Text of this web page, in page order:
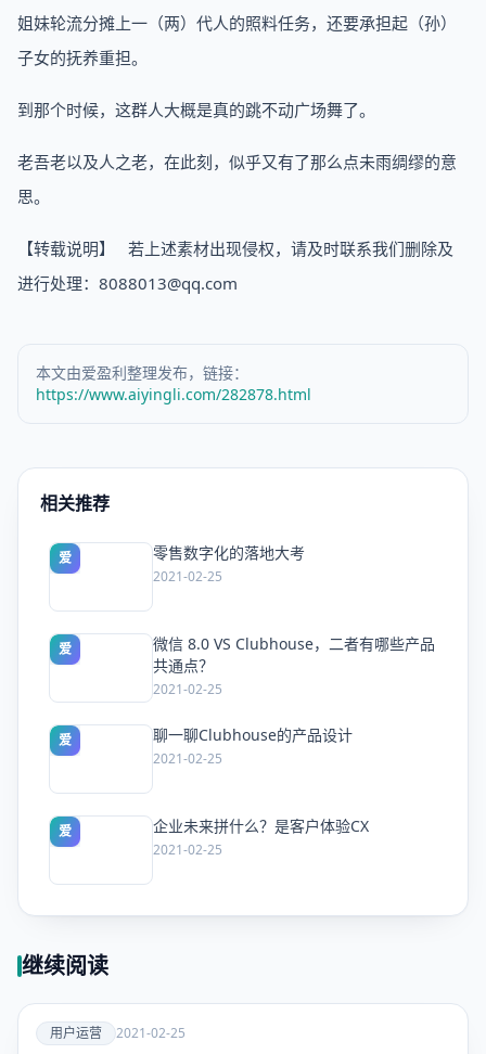
姐妹轮流分摊上一（两）代人的照料任务，还要承担起（孙）
子女的抚养重担。
到那个时候，这群人大概是真的跳不动广场舞了。
老吾老以及人之老，在此刻，似乎又有了那么点未雨绸缪的意
思。
【转载说明】 若上述素材出现侵权，请及时联系我们删除及
进行处理：8088013@qq.com
本文由爱盈利整理发布，链接：
https://www.aiyingli.com/282878.html
相关推荐
爱 零售数字化的落地大考
2021-02-25
爱
微信 8.0 VS Clubhouse，二者有哪些产品
共通点？
2021-02-25
爱 聊一聊Clubhouse的产品设计
2021-02-25
爱 企业未来拼什么？是客户体验CX
2021-02-25
继续阅读
爱
用户运营 2021-02-25